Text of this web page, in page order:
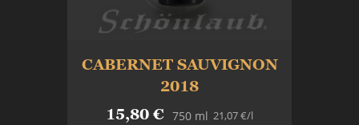
CABERNET SAUVIGNON
2018
15,80 € 750 ml 21,07 €/l